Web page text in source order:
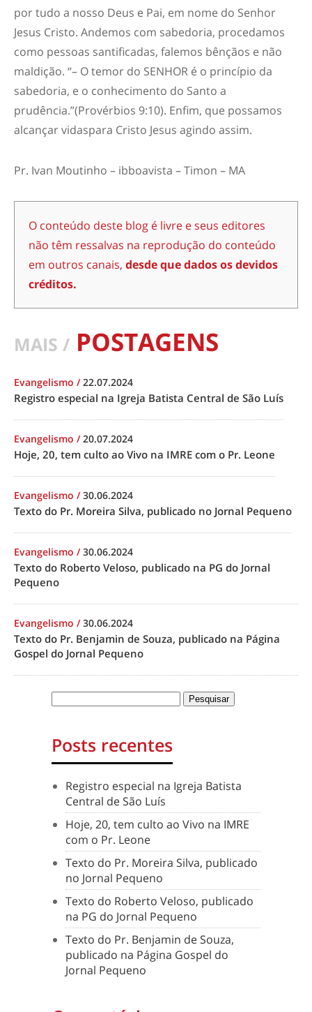
por tudo a nosso Deus e Pai, em nome do Senhor
Jesus Cristo. Andemos com sabedoria, procedamos
como pessoas santificadas, falemos bênçãos e não
maldição. “– O temor do SENHOR é o princípio da
sabedoria, e o conhecimento do Santo a
prudência.”(Provérbios 9:10). Enfim, que possamos
alcançar vidaspara Cristo Jesus agindo assim.
Pr. Ivan Moutinho – ibboavista – Timon – MA
O conteúdo deste blog é livre e seus editores
não têm ressalvas na reprodução do conteúdo
em outros canais, desde que dados os devidos
créditos.
MAIS / POSTAGENS
Evangelismo /22.07.2024
Registro especial na Igreja Batista Central de São Luís
Evangelismo /20.07.2024
Hoje, 20, tem culto ao Vivo na IMRE com o Pr. Leone
Evangelismo /30.06.2024
Texto do Pr. Moreira Silva, publicado no Jornal Pequeno
Evangelismo /30.06.2024
Texto do Roberto Veloso, publicado na PG do Jornal
Pequeno
Evangelismo /30.06.2024
Texto do Pr. Benjamin de Souza, publicado na Página
Gospel do Jornal Pequeno
Posts recentes
Registro especial na Igreja Batista
Central de São Luís
Hoje, 20, tem culto ao Vivo na IMRE
com o Pr. Leone
Texto do Pr. Moreira Silva, publicado
no Jornal Pequeno
Texto do Roberto Veloso, publicado
na PG do Jornal Pequeno
Texto do Pr. Benjamin de Souza,
publicado na Página Gospel do
Jornal Pequeno